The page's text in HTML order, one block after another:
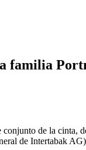
familia